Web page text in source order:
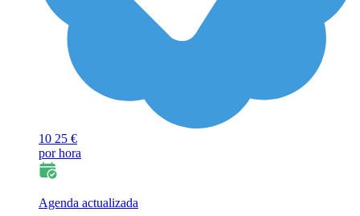
10 25 €
por hora
Agenda actualizada